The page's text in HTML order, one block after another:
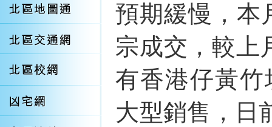
預期緩慢，本
宗成交，較上
有香港仔黃
大型銷售，日